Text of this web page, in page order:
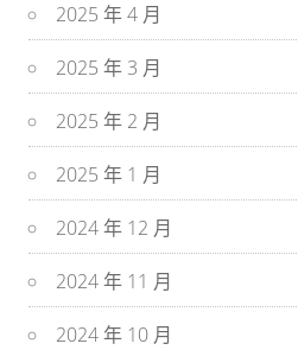
2025 年 4 月
2025 年 3 月
2025 年 2 月
2025 年 1 月
2024 年 12 月
2024 年 11 月
2024 年 10 月